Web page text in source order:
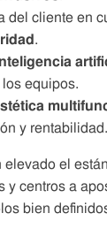
del cliente en
.
equipos.
y rentabilidad.
el
y centros a
bien